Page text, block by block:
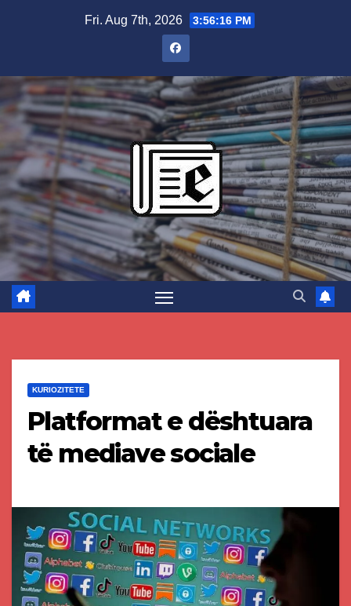
Fri. Aug 7th, 2026 3:56:17 PM
KURIOZITETE
Platformat e dështuara
të mediave sociale